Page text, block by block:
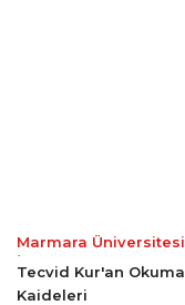
Marmara Üniversitesi
İlahiyat Fakültesi Vakfı
Yayınları
Tecvid Kur'an Okuma
Kaideleri